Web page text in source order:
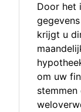
Door het
krijgt u
om uw